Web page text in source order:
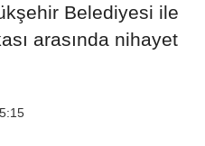
Belediyesi ile
arasında nihayet